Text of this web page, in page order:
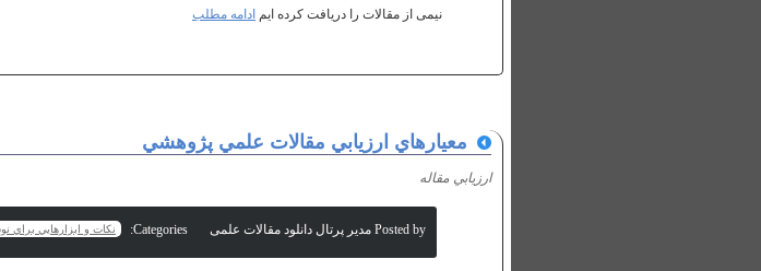
نیمی از مقالات را دریافت کرده ایم ادامه مطلب
معيارهاي ارزيابي مقالات علمي پژوهشي
ارزيابي مقاله
Posted by مدیر پرتال دانلود مقالات علمی Categories: نكات و ابزارهايي براي